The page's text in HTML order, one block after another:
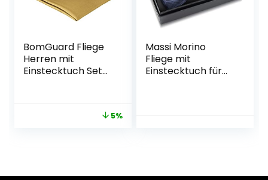
BomGuard Fliege
Herren mit
Einstecktuch Set
5%
Massi Morino
Fliege mit
Einstecktuch für